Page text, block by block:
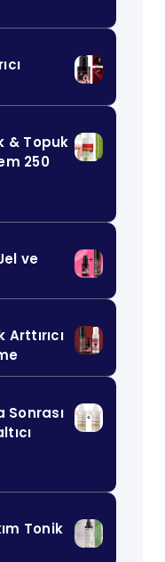
& Topuk
250
ve
Sonrası
Tonik